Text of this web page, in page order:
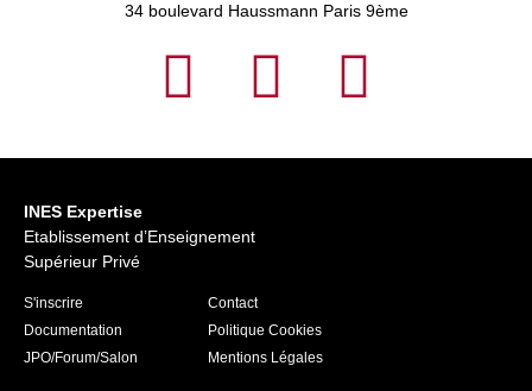
34 boulevard Haussmann Paris 9ème
INES Expertise
Etablissement d’Enseignement
Supérieur Privé
S'inscrire
Documentation
JPO/Forum/Salon
Contact
Politique Cookies
Mentions Légales